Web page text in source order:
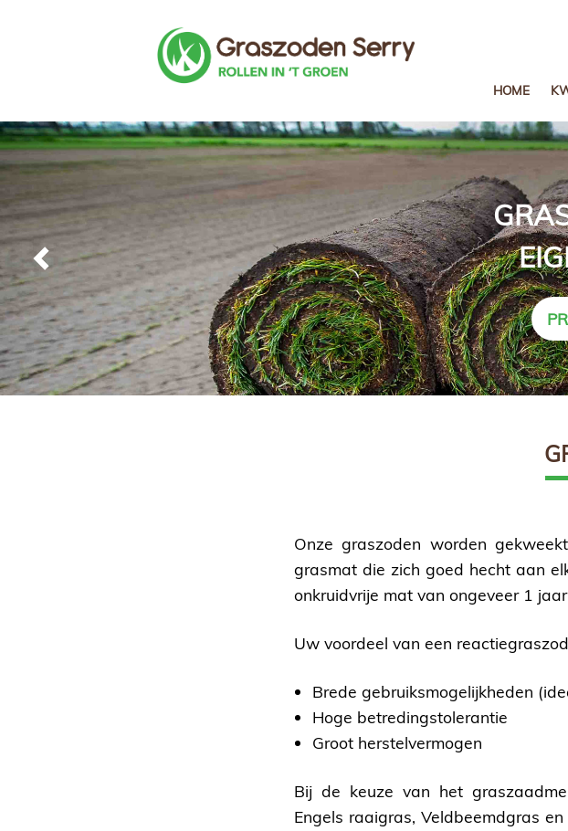
HOME
Onze graszoden worden
grasmat die zich goed hecht aan
onkruidvrije mat van ongeveer 1
Uw voordeel van een
Brede gebruiksmogelijkheden
Hoge betredingstolerantie
Groot herstelvermogen
Bij de keuze van het
Engels raaigras, Veldbeemdgras